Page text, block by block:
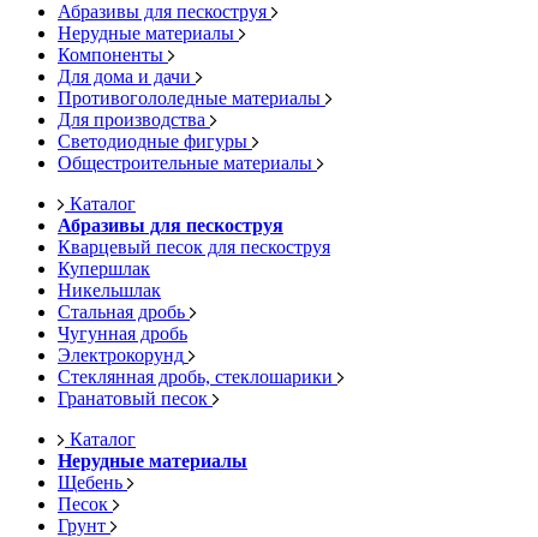
Абразивы для пескоструя
Нерудные материалы
Компоненты
Для дома и дачи
Противогололедные материалы
Для производства
Светодиодные фигуры
Общестроительные материалы
Каталог
Абразивы для пескоструя
Кварцевый песок для пескоструя
Купершлак
Никельшлак
Стальная дробь
Чугунная дробь
Электрокорунд
Стеклянная дробь, стеклошарики
Гранатовый песок
Каталог
Нерудные материалы
Щебень
Песок
Грунт